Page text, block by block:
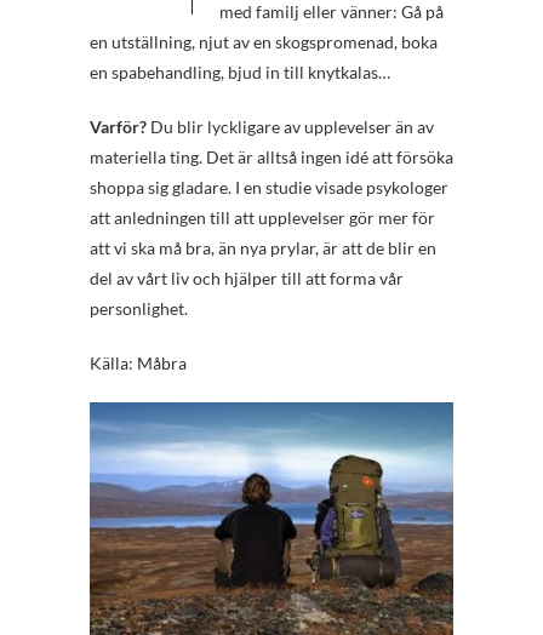
med familj eller vänner: Gå på
en utställning, njut av en skogspromenad, boka
en spabehandling, bjud in till knytkalas…
Varför? Du blir lyckligare av upplevelser än av
materiella ting. Det är alltså ingen idé att försöka
shoppa sig gladare. I en studie visade psykologer
att anledningen till att upplevelser gör mer för
att vi ska må bra, än nya prylar, är att de blir en
del av vårt liv och hjälper till att forma vår
personlighet.
Källa: Måbra